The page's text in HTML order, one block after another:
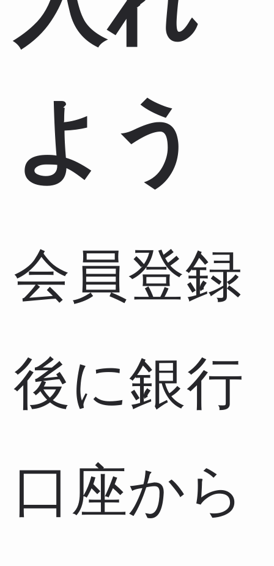
よう
会員登録
後に銀行
口座から